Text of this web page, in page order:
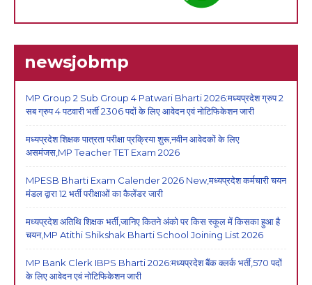
newsjobmp
MP Group 2 Sub Group 4 Patwari Bharti 2026:मध्यप्रदेश ग्रुप 2
सब ग्रुप 4 पटवारी भर्ती 2306 पदों के लिए आवेदन एवं नोटिफिकेशन जारी
मध्यप्रदेश शिक्षक पात्रता परीक्षा प्रक्रिया शुरू,नवीन आवेदकों के लिए
असमंजस,MP Teacher TET Exam 2026
MPESB Bharti Exam Calender 2026 New,मध्यप्रदेश कर्मचारी चयन
मंडल द्वारा 12 भर्ती परीक्षाओं का कैलेंडर जारी
मध्यप्रदेश अतिथि शिक्षक भर्ती,जानिए कितने अंको पर किस स्कूल में किसका हुआ है
चयन,MP Atithi Shikshak Bharti School Joining List 2026
MP Bank Clerk IBPS Bharti 2026:मध्यप्रदेश बैंक क्लर्क भर्ती,570 पदों
के लिए आवेदन एवं नोटिफिकेशन जारी